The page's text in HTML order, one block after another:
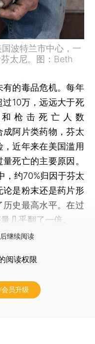
波特兰市中心，一
太尼。图：Beth
的毒品危机。每年
10万，远远大于死
枪击死亡人数
成阿片类药物，芬太
近年来在美国滥用
死亡的主要原因。
，约70%归因于芬太
论是粉末还是药片形
史最高水平。在过
几乎翻了一倍。
继续阅读
阅读权限
员升级